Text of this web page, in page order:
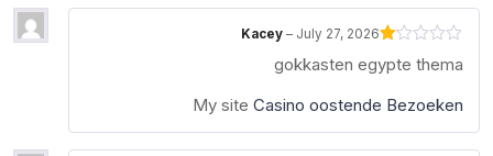
1
of
5
Kacey– July 27, 2026
gokkasten egypte thema
My site Casino oostende Bezoeken